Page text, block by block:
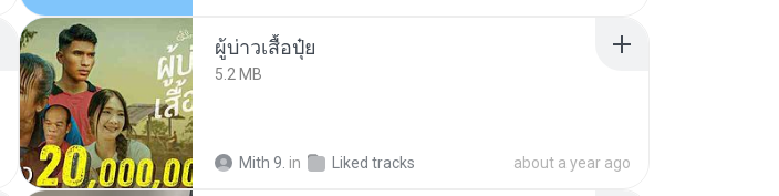
ผู้บ่าวเสื้อปุ๋ย
5.2 MB
Mith 9. in Liked tracks about a year ago